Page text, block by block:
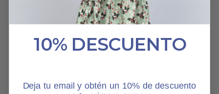
HABLAN DE NOSOTROS
10% DESCUENTO
Deja tu email y obtén un 10% de descuento